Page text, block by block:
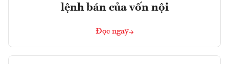
lệnh bán của vốn nội
Đọc ngay